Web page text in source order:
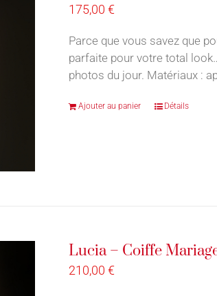
175,00 €
Parce que vous savez que
parfaite pour votre total
photos du jour. Matériaux :
Ajouter au panier Détails
Lucia – Coiffe
210,00 €